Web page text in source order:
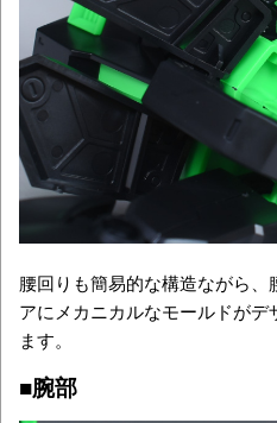
腰回りも簡易的な構造ながら、
アにメカニカルなモールドが
ます。
■腕部